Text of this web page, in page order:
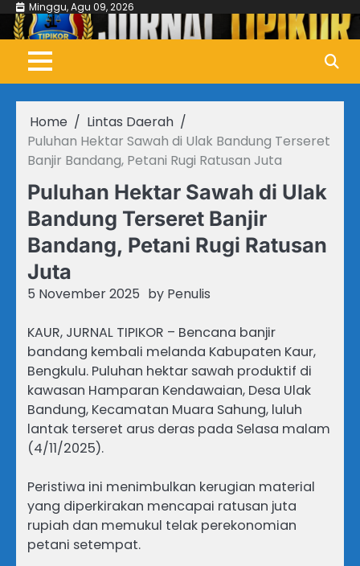
Skip
content
Minggu, Agu 09, 2026
Home
Lintas Daerah
Puluhan Hektar Sawah di Ulak Bandung Terseret
Banjir Bandang, Petani Rugi Ratusan Juta
Puluhan Hektar Sawah di Ulak
Bandung Terseret Banjir
Bandang, Petani Rugi Ratusan
Juta
5 November 2025 by Penulis
KAUR, JURNAL TIPIKOR – Bencana banjir
bandang kembali melanda Kabupaten Kaur,
Bengkulu. Puluhan hektar sawah produktif di
kawasan Hamparan Kendawaian, Desa Ulak
Bandung, Kecamatan Muara Sahung, luluh
lantak terseret arus deras pada Selasa malam
(4/11/2025).
Peristiwa ini menimbulkan kerugian material
yang diperkirakan mencapai ratusan juta
rupiah dan memukul telak perekonomian
petani setempat.